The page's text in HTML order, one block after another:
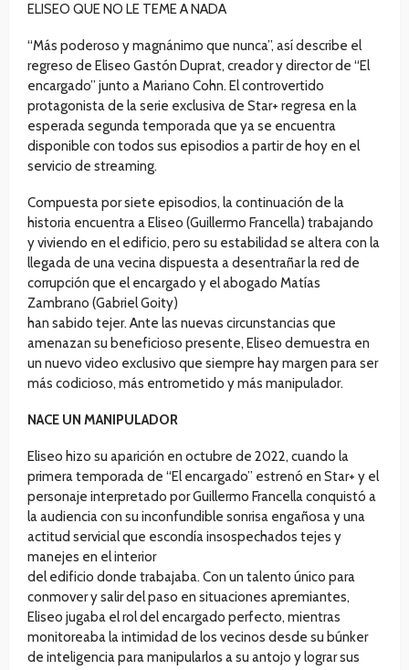
ELISEO QUE NO LE TEME A NADA
“Más poderoso y magnánimo que nunca”, así describe el
regreso de Eliseo Gastón Duprat, creador y director de “El
encargado” junto a Mariano Cohn. El controvertido
protagonista de la serie exclusiva de Star+ regresa en la
esperada segunda temporada que ya se encuentra
disponible con todos sus episodios a partir de hoy en el
servicio de streaming.
Compuesta por siete episodios, la continuación de la
historia encuentra a Eliseo (Guillermo Francella) trabajando
y viviendo en el edificio, pero su estabilidad se altera con la
llegada de una vecina dispuesta a desentrañar la red de
corrupción que el encargado y el abogado Matías
Zambrano (Gabriel Goity)
han sabido tejer. Ante las nuevas circunstancias que
amenazan su beneficioso presente, Eliseo demuestra en
un nuevo video exclusivo que siempre hay margen para ser
más codicioso, más entrometido y más manipulador.
NACE UN MANIPULADOR
Eliseo hizo su aparición en octubre de 2022, cuando la
primera temporada de “El encargado” estrenó en Star+ y el
personaje interpretado por Guillermo Francella conquistó a
la audiencia con su inconfundible sonrisa engañosa y una
actitud servicial que escondía insospechados tejes y
manejes en el interior
del edificio donde trabajaba. Con un talento único para
conmover y salir del paso en situaciones apremiantes,
Eliseo jugaba el rol del encargado perfecto, mientras
monitoreaba la intimidad de los vecinos desde su búnker
de inteligencia para manipularlos a su antojo y lograr sus